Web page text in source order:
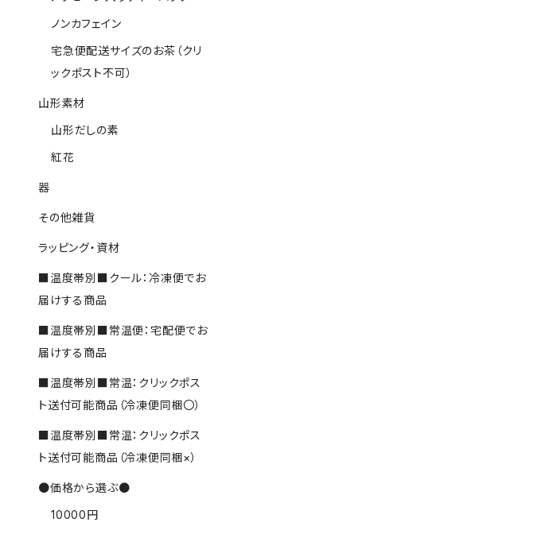
ノンカフェイン
宅急便配送サイズのお茶（クリ
ックポスト不可）
山形素材
山形だしの素
紅花
器
その他雑貨
ラッピング・資材
■温度帯別■クール：冷凍便でお
届けする商品
■温度帯別■常温便：宅配便でお
届けする商品
■温度帯別■常温：クリックポス
ト送付可能商品（冷凍便同梱〇）
■温度帯別■常温：クリックポス
ト送付可能商品（冷凍便同梱×）
●価格から選ぶ●
10000円